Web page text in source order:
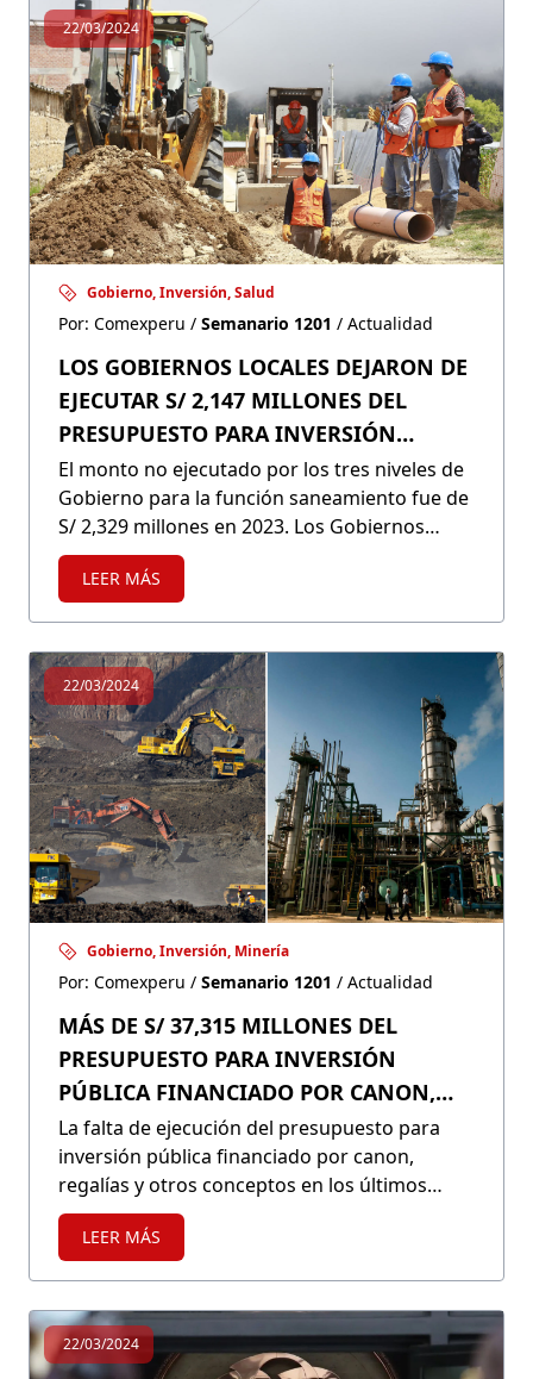
22/03/2024
Gobierno, Inversión, Salud
Por: Comexperu / Semanario 1201 / Actualidad
LOS GOBIERNOS LOCALES DEJARON DE
EJECUTAR S/ 2,147 MILLONES DEL
PRESUPUESTO PARA INVERSIÓN
PÚBLICA EN SANEAMIENTO EN 2023
El monto no ejecutado por los tres niveles de
Gobierno para la función saneamiento fue de
S/ 2,329 millones en 2023. Los Gobiernos
locales, con un mayor presupuesto,
presentaron el menor porcentaje ejecutado,
Áncash y Piura, donde la ejecución de sus
Gobiernos locales fue del 33.4% y el 44.8%,
respectivamente.
LEER MÁS
22/03/2024
Gobierno, Inversión, Minería
Por: Comexperu / Semanario 1201 / Actualidad
MÁS DE S/ 37,315 MILLONES DEL
PRESUPUESTO PARA INVERSIÓN
PÚBLICA FINANCIADO POR CANON,
REGALÍAS Y OTROS CONCEPTOS NO
HAN SIDO EJECUTADOS EN LOS
ÚLTIMOS 5 AÑOS
La falta de ejecución del presupuesto para
inversión pública financiado por canon,
regalías y otros conceptos en los últimos
cinco años resalta la urgente necesidad de
mejorar la gestión y transparencia en el uso
LEER MÁS
22/03/2024